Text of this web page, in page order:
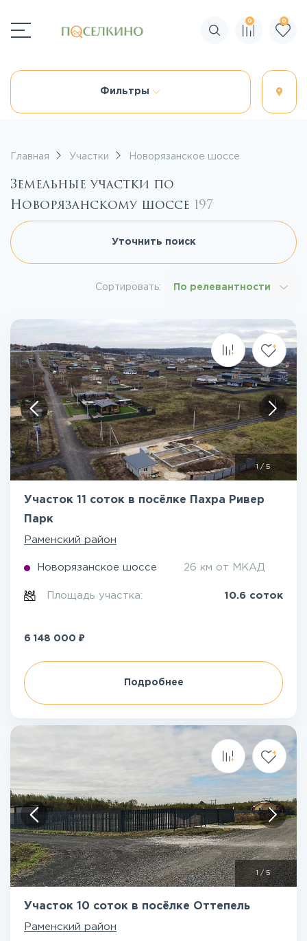
Поиск по сайту
0 0
Фильтры
Главная Участки Новорязанское шоссе
Земельные участки по
Новорязанскому шоссе 197
Уточнить поиск
Сортировать: По релевантности
1 / 5
Участок 11 соток в посёлке Пахра Ривер
Парк
Раменский район
Новорязанское шоссе 26 км от МКАД
Площадь участка: 10.6 соток
6 148 000 ₽
Подробнее
/5
Участок 10 соток в посёлке Оттепель
Раменский район